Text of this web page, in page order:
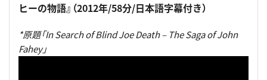
ヒーの物語』（2012年/58分/日本語字幕付き）
*原題「In Search of Blind Joe Death – The Saga of John
Fahey」